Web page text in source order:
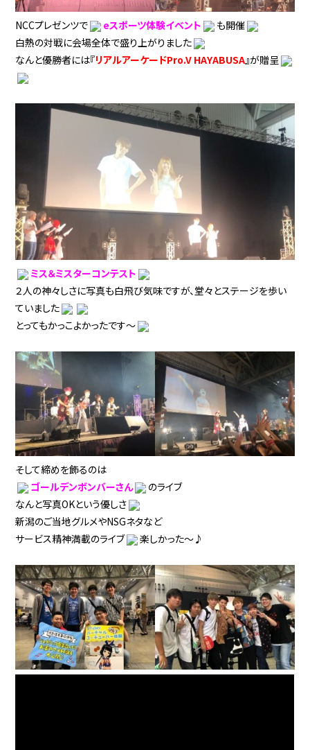
NCCプレゼンツで eスポーツ体験イベント
も開催
白熱の対戦に会場全体で盛り上がりました
なんと優勝者には『リアルアーケードPro.V HAYABUSA』が贈呈
ミス＆ミスターコンテスト
２人の神々しさに写真も白飛び気味ですが、堂々とステージを歩い
ていました
とってもかっこよかったです～
そして締めを飾るのは
ゴールデンボンバーさん
のライブ
なんと写真OKという優しさ
新潟のご当地グルメやNSGネタなど
サービス精神満載のライブ
楽しかった～♪